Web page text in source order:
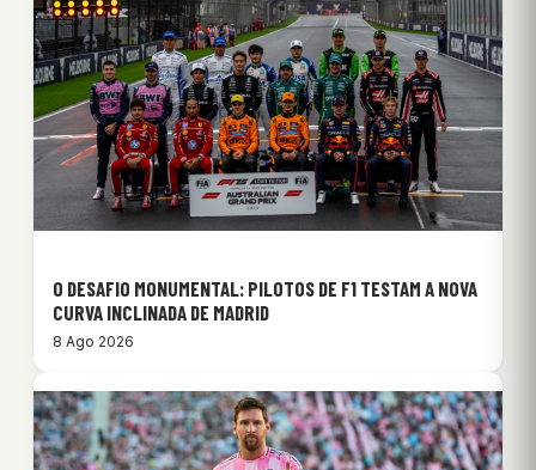
O DESAFIO MONUMENTAL: PILOTOS DE F1 TESTAM A NOVA
CURVA INCLINADA DE MADRID
8 Ago 2026